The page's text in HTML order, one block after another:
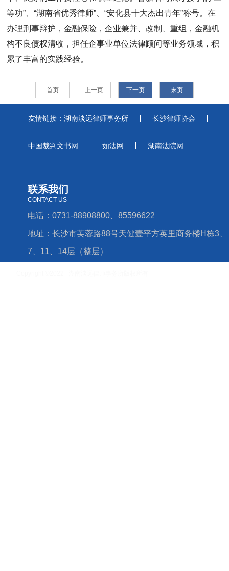
等功”、“湖南省优秀律师”、“安化县十大杰出青年”称号。在
办理刑事辩护，金融保险，企业兼并、改制、重组，金融机
构不良债权清收，担任企事业单位法律顾问等业务领域，积
累了丰富的实践经验。
首页 上一页 下一页 末页
友情链接： 湖南淡远律师事务所 长沙律师协会
中国裁判文书网 如法网 湖南法院网
联系我们
CONTACT US
电话：0731-88908800、85596622
地址：长沙市芙蓉路88号天健壹平方英里商务楼H栋3、
7、11、14层（整层）